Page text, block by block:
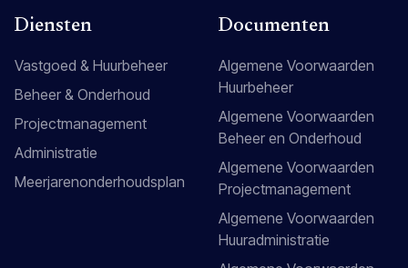
Diensten
Vastgoed & Huurbeheer
Beheer & Onderhoud
Projectmanagement
Administratie
Meerjarenonderhoudsplan
Documenten
Algemene Voorwaarden
Huurbeheer
Algemene Voorwaarden
Beheer en Onderhoud
Algemene Voorwaarden
Projectmanagement
Algemene Voorwaarden
Huuradministratie